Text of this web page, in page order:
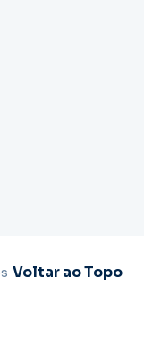
Voltar ao Topo